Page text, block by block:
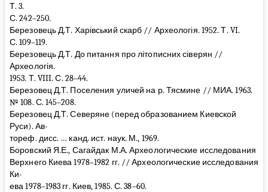
Т. 3.
С. 242–250.
Березовець Д.Т. Харівський скарб // Археологія. 1952. Т. VI.
С. 109–119.
Березовець Д.Т. До питання про літописних сіверян //
Археологія.
1953. Т. VIII. С. 28–44.
Березовец Д.Т. Поселения уличей на р. Тясмине // МИА. 1963.
№ 108. С. 145–208.
Березовец Д.Т. Северяне (перед образованием Киевской
Руси). Ав-
тореф. дисс. … канд. ист. наук. М., 1969.
Боровский Я.Е., Сагайдак М.А. Археологические исследования
Верхнего Киева 1978–1982 гг. // Археологические исследования
Ки-
ева 1978–1983 гг. Киев, 1985. С. 38–60.